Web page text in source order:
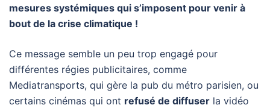
mesures systémiques qui s’imposent pour venir à
bout de la crise climatique !
Ce message semble un peu trop engagé pour
différentes régies publicitaires, comme
Mediatransports, qui gère la pub du métro parisien, ou
certains cinémas qui ont refusé de diffuser la vidéo